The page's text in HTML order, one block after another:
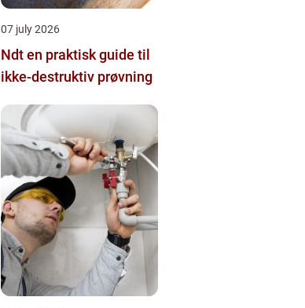
07 july 2026
Ndt en praktisk guide til
ikke-destruktiv prøvning